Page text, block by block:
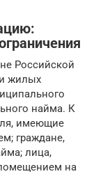
Российской
жилых
найма. К
имеющие
граждане,
лица,
на